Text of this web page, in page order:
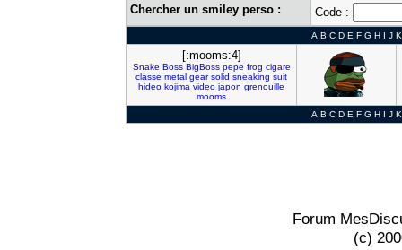
Chercher un smiley perso : Code :
A B C D E F G H I J K
[:mooms:4]
Snake Boss BigBoss pepe frog cigare
classe metal gear solid sneaking suit
hideo kojima video japon grenouille
mooms
A B C D E F G H I J K
Forum
(c)